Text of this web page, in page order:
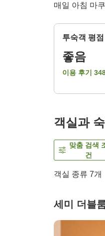
매일 아침 마
투숙객 평점
좋음
이용 후기
객실과
맞춤 검색
건
객실 종류 7개
세미 더블